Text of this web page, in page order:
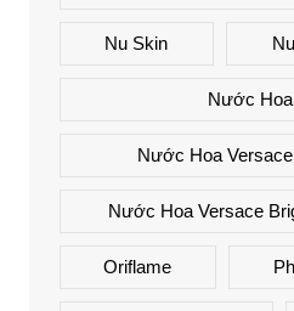
Nu Skin
Nước
Nước Hoa
Nước Hoa Versace
Oriflame